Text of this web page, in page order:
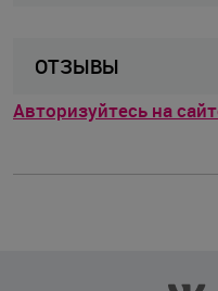
ОТЗЫВЫ
Авторизуйтесь на